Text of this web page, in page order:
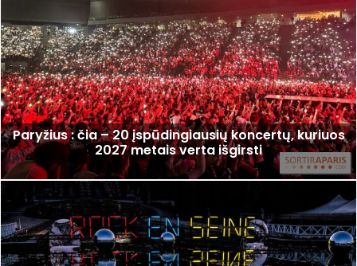
Paryžius : čia – 20 įspūdingiausių koncertų, kuriuos
2027 metais verta išgirsti